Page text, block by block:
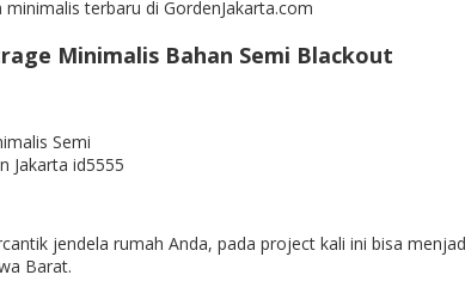
terbaru di GordenJakarta.com
Minimalis Bahan Semi Blackout
Semi
Jakarta id5555
jendela rumah Anda, pada project kali ini bisa
Barat.